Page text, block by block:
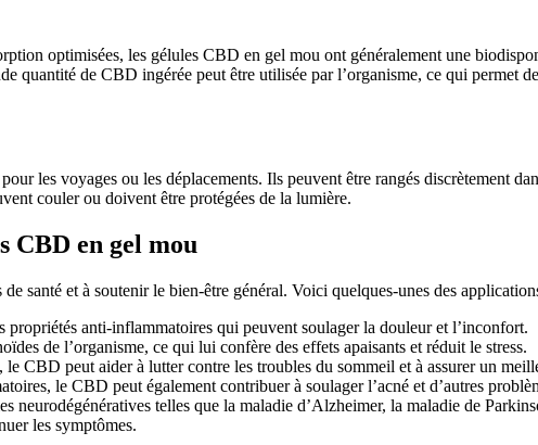
optimisées, les gélules CBD en gel mou ont généralement une
quantité de CBD ingérée peut être utilisée par l’organisme, ce qui permet
les voyages ou les déplacements. Ils peuvent être rangés discrètement
couler ou doivent être protégées de la lumière.
CBD en gel mou
santé et à soutenir le bien-être général. Voici quelques-unes des
anti-inflammatoires qui peuvent soulager la douleur et l’inconfort.
de l’organisme, ce qui lui confère des effets apaisants et réduit le stress.
CBD peut aider à lutter contre les troubles du sommeil et à assurer un
le CBD peut également contribuer à soulager l’acné et d’autres
telles que la maladie d’Alzheimer, la maladie de
les symptômes.